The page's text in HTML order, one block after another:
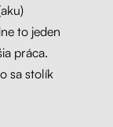
to jeden
práca.
sa stolík